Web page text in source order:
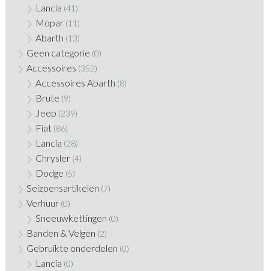
Lancia (41)
Mopar (11)
Abarth (13)
Geen categorie (0)
Accessoires (352)
Accessoires Abarth (8)
Brute (9)
Jeep (239)
Fiat (86)
Lancia (28)
Chrysler (4)
Dodge (5)
Seizoensartikelen (7)
Verhuur (0)
Sneeuwkettingen (0)
Banden & Velgen (2)
Gebruikte onderdelen (0)
Lancia (0)